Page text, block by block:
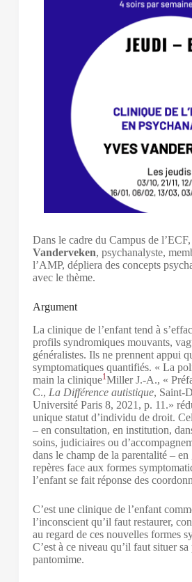
Dans le cadre du Campus de l’ECF,
Vanderveken, psychanalyste,
l’AMP, dépliera des concepts
avec le thème.
Argument
La clinique de l’enfant tend à
profils syndromiques mouvants,
généralistes. Ils ne prennent appui
symptomatiques quantifiés. « La
main la clinique1Miller J.-A., «
C., La Différence autistique, Saint-
Université Paris 8, 2021, p. 11.»
unique statut d’individu de droit.
– en consultation, en institution,
soins, judiciaires ou
dans le champ de la parentalité – en
repères face aux formes
l’enfant se fait réponse des
C’est une clinique de l’enfant
l’inconscient qu’il faut restaurer,
au regard de ces nouvelles formes
C’est à ce niveau qu’il faut situer sa
pantomime.